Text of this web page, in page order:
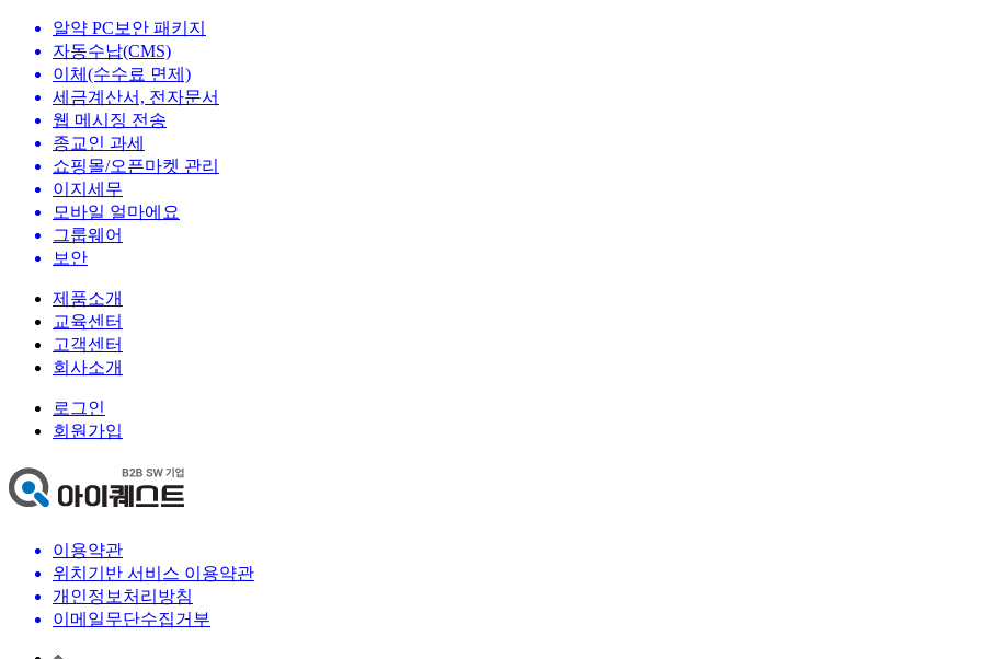
알약 PC보안 패키지
자동수납(CMS)
이체(수수료 면제)
세금계산서, 전자문서
웹 메시징 전송
종교인 과세
쇼핑몰/오픈마켓 관리
이지세무
모바일 얼마에요
그룹웨어
보안
제품소개
교육센터
고객센터
회사소개
로그인
회원가입
이용약관
위치기반 서비스 이용약관
개인정보처리방침
이메일무단수집거부